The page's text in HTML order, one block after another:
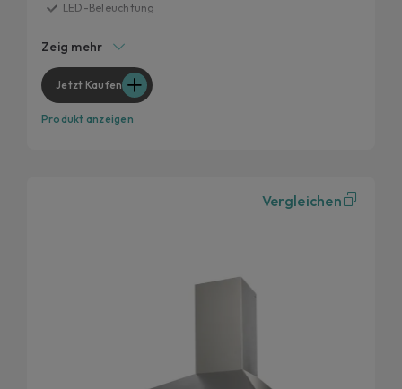
LED-Beleuchtung
Niedriger Geräuschpegel
Kohlefilter
Zeig mehr
Jetzt Kaufen
Produkt anzeigen
Vergleichen